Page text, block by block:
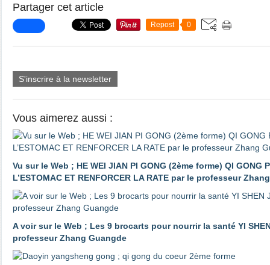
Partager cet article
Repost 0
S'inscrire à la newsletter
Vous aimerez aussi :
Vu sur le Web ; HE WEI JIAN PI GONG (2ème forme) QI GONG
L’ESTOMAC ET RENFORCER LA RATE par le professeur
A voir sur le Web ; Les 9 brocarts pour nourrir la santé YI
professeur Zhang Guangde